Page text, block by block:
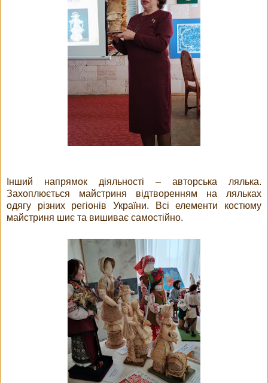
Інший напрямок діяльності – авторська лялька.
Захоплюється майстриня відтворенням на ляльках
одягу різних регіонів України. Всі елементи костюму
майстриня шиє та вишиває самостійно.